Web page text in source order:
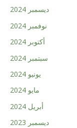
ديسمبر 2024
نوفمبر 2024
أكتوبر 2024
سبتمبر 2024
يونيو 2024
مايو 2024
أبريل 2024
ديسمبر 2023